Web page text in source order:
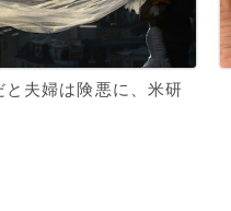
と夫婦は険悪に、米研